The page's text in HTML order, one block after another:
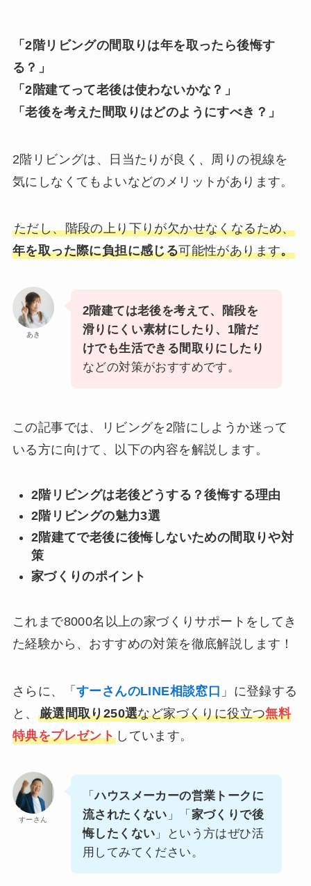
「2階リビングの間取りは年を取ったら後悔す
る？」
「2階建てって老後は使わないかな？」
「老後を考えた間取りはどのようにすべき？」
2階リビングは、日当たりが良く、周りの視線を
気にしなくてもよいなどのメリットがあります。
ただし、階段の上り下りが欠かせなくなるため、
年を取った際に負担に感じる可能性があります。
あき
2階建ては老後を考えて、階段を
滑りにくい素材にしたり、1階だ
けでも生活できる間取りにしたり
などの対策がおすすめです。
この記事では、リビングを2階にしようか迷って
いる方に向けて、以下の内容を解説します。
2階リビングは老後どうする？後悔する理由
2階リビングの魅力3選
2階建てで老後に後悔しないための間取りや対
策
家づくりのポイント
これまで8000名以上の家づくりサポートをしてき
た経験から、おすすめの対策を徹底解説します！
さらに、「 すーさんのLINE相談窓口 」に登録する
と、 厳選間取り250選など家づくりに役立つ無料
特典をプレゼント しています。
すーさん
「ハウスメーカーの営業トークに
流されたくない 」「 家づくりで後
悔したくない 」という方はぜひ活
用してみてください。